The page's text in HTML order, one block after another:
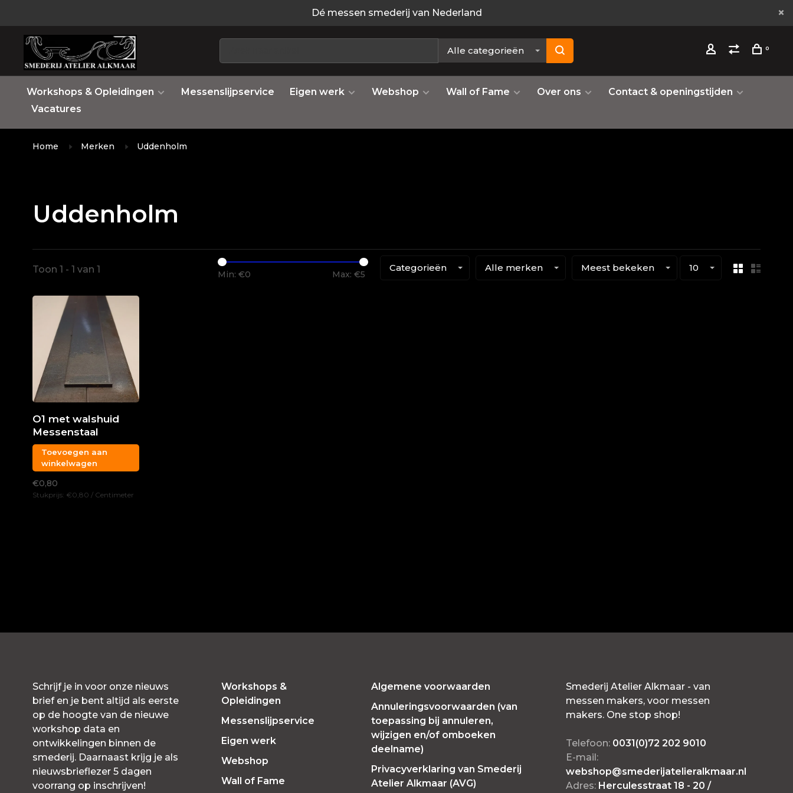
Dé messen smederij van Nederland
Alle categorieën 0
Workshops & Opleidingen Messenslijpservice Eigen werk Webshop Wall of Fame Over ons
Contact & openingstijden
Vacatures
Home Merken Uddenholm
Uddenholm
Toon 1 - 1 van 1 Min: €0 Max: €5
Categorieën Alle merken Meest bekeken 10
O1 met walshuid
Messenstaal
Toevoegen aan
winkelwagen
€0,80
Stukprijs: €0,80 / Centimeter
Schrijf je in voor onze nieuws
brief en je bent altijd als eerste
op de hoogte van de nieuwe
workshop data en
ontwikkelingen binnen de
smederij. Daarnaast krijg je als
nieuwsbrieflezer 5 dagen
voorrang op inschrijven!
Workshops &
Opleidingen
Messenslijpservice
Eigen werk
Webshop
Wall of Fame
Algemene voorwaarden
Annuleringsvoorwaarden (van
toepassing bij annuleren,
wijzigen en/of omboeken
deelname)
Privacyverklaring van Smederij
Atelier Alkmaar (AVG)
Smederij Atelier Alkmaar - van
messen makers, voor messen
makers. One stop shop!
Telefoon: 0031(0)72 202 9010
E-mail:
webshop@smederijatelieralkmaar.nl
Adres: Herculesstraat 18 - 20 /